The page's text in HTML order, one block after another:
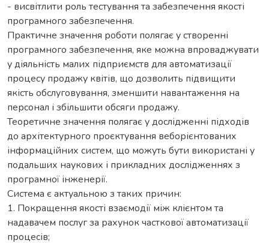
- висвітлити роль тестування та забезпечення якості
програмного забезпечення.
Практичне значення роботи полягає у створенні
програмного забезпечення, яке можна впроваджувати
у діяльність малих підприємств для автоматизації
процесу продажу квітів, що дозволить підвищити
якість обслуговування, зменшити навантаження на
персонал і збільшити обсяги продажу.
Теоретичне значення полягає у дослідженні підходів
до архітектурного проєктування веборієнтованих
інформаційних систем, що можуть бути використані у
подальших наукових і прикладних дослідженнях з
програмної інженерії.
Система є актуальною з таких причин:
1. Покращення якості взаємодії між клієнтом та
надавачем послуг за рахунок часткової автоматизації
процесів;